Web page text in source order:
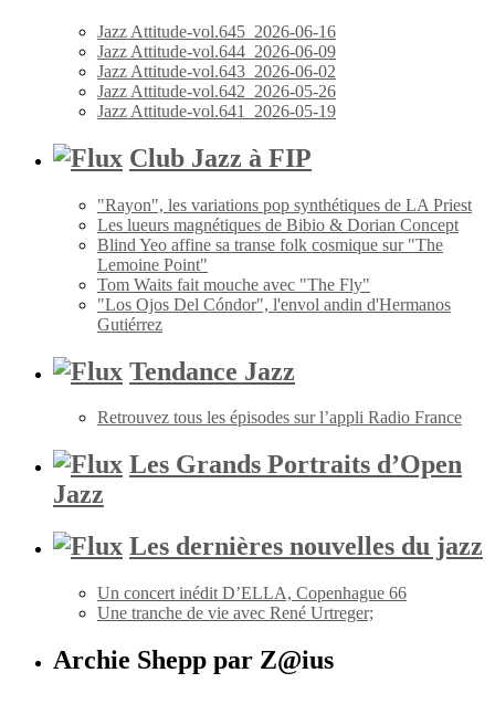
Jazz Attitude-vol.645_2026-06-16
Jazz Attitude-vol.644_2026-06-09
Jazz Attitude-vol.643_2026-06-02
Jazz Attitude-vol.642_2026-05-26
Jazz Attitude-vol.641_2026-05-19
Club Jazz à FIP
"Rayon", les variations pop synthétiques de LA Priest
Les lueurs magnétiques de Bibio & Dorian Concept
Blind Yeo affine sa transe folk cosmique sur "The
Lemoine Point"
Tom Waits fait mouche avec "The Fly"
"Los Ojos Del Cóndor", l'envol andin d'Hermanos
Gutiérrez
Tendance Jazz
Retrouvez tous les épisodes sur l’appli Radio France
Les Grands Portraits d’Open
Jazz
Les dernières nouvelles du jazz
Un concert inédit D’ELLA, Copenhague 66
Une tranche de vie avec René Urtreger;
Archie Shepp par Z@ius